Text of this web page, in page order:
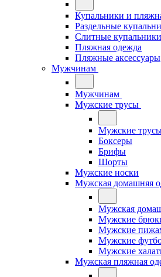
Купальники и
Раздельные
Слитные купальники
Пляжная одежда
Пляжные аксессуары
Мужчинам
Мужчинам
Мужские трусы
Мужские
Боксеры
Брифы
Шорты
Мужские носки
Мужская домашняя
Мужская
Мужские
Мужские
Мужские
Мужские
Мужская пляжная